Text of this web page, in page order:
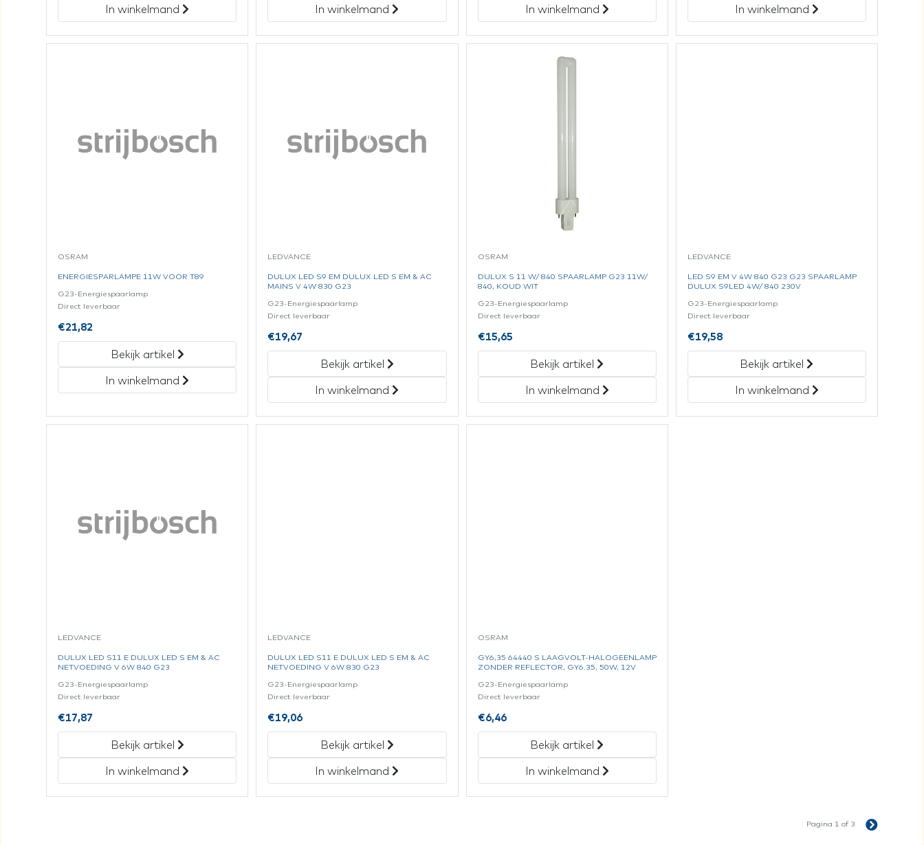
In winkelmand
In winkelmand
In winkelmand
In winkelmand
OSRAM
ENERGIESPARLAMPE 11W VOOR T89
G23-Energiespaarlamp
Direct leverbaar
€21,82
Bekijk artikel
In winkelmand
LEDVANCE
DULUX LED S9 EM DULUX LED S EM & AC
MAINS V 4W 830 G23
G23-Energiespaarlamp
Direct leverbaar
€19,67
Bekijk artikel
In winkelmand
OSRAM
DULUX S 11 W/ 840 SPAARLAMP G23 11W/
840, KOUD WIT
G23-Energiespaarlamp
Direct leverbaar
€15,65
Bekijk artikel
In winkelmand
LEDVANCE
LED S9 EM V 4W 840 G23 G23 SPAARLAMP
DULUX S9LED 4W/ 840 230V
G23-Energiespaarlamp
Direct leverbaar
€19,58
Bekijk artikel
In winkelmand
LEDVANCE
DULUX LED S11 E DULUX LED S EM & AC
NETVOEDING V 6W 840 G23
G23-Energiespaarlamp
Direct leverbaar
€17,87
Bekijk artikel
In winkelmand
LEDVANCE
DULUX LED S11 E DULUX LED S EM & AC
NETVOEDING V 6W 830 G23
G23-Energiespaarlamp
Direct leverbaar
€19,06
Bekijk artikel
In winkelmand
OSRAM
GY6,35 64440 S LAAGVOLT-HALOGEENLAMP
ZONDER REFLECTOR, GY6.35, 50W, 12V
G23-Energiespaarlamp
Direct leverbaar
€6,46
Bekijk artikel
In winkelmand
Pagina 1 of 3